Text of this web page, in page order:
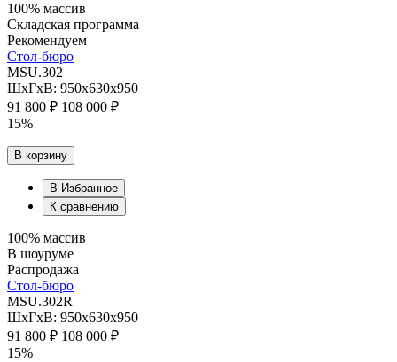
100% массив
Складская программа
Рекомендуем
Стол-бюро
MSU.302
ШхГхВ: 950х630х950
91 800 ₽ 108 000 ₽
15%
В корзину
В Избранное
К сравнению
100% массив
В шоуруме
Распродажа
Стол-бюро
MSU.302R
ШхГхВ: 950х630х950
91 800 ₽ 108 000 ₽
15%